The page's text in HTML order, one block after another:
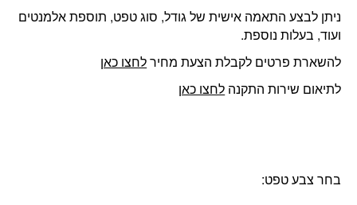
ניתן לבצע התאמה אישית של גודל, סוג טפט, תוספת אלמנטים
ועוד, בעלות נוספת.
להשארת פרטים לקבלת הצעת מחירלחצו כאן
לתיאום שירות התקנה לחצו כאן
בחר צבע טפט